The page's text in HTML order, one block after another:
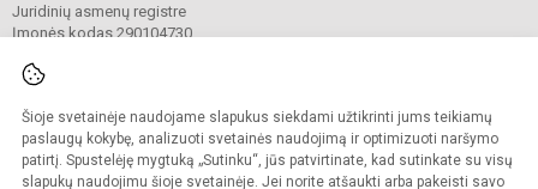
Šioje svetainėje naudojame slapukus siekdami užtikrinti jums teikiamų
paslaugų kokybę, analizuoti svetainės naudojimą ir optimizuoti naršymo
patirtį. Spustelėję mygtuką „Sutinku“, jūs patvirtinate, kad sutinkate su visų
slapukų naudojimu šioje svetainėje. Jei norite atšaukti arba pakeisti savo
Juridinių asmenų registre
Įmonės kodas 290104730
© 2022. Raseinių r. Ariogalos gimnazija. Visos teisės saugomos.
Kopijuoti turinį be raštiško gimnazijos sutikimo griežtai draudžiama.
Prieinamumo paraiška Slapukų valdymas